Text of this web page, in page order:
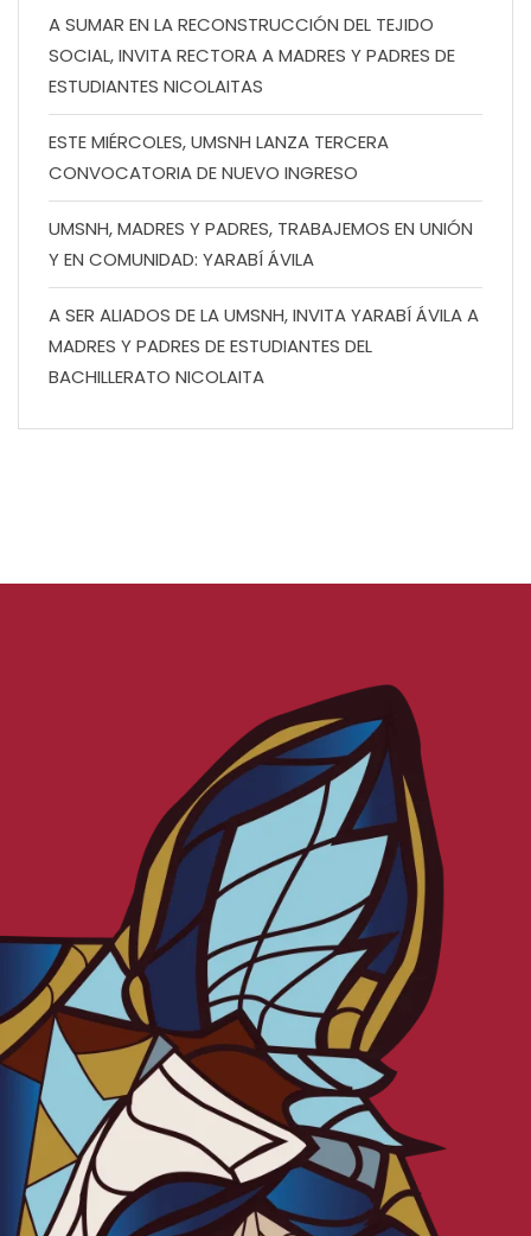
A SUMAR EN LA RECONSTRUCCIÓN DEL TEJIDO
SOCIAL, INVITA RECTORA A MADRES Y PADRES DE
ESTUDIANTES NICOLAITAS
ESTE MIÉRCOLES, UMSNH LANZA TERCERA
CONVOCATORIA DE NUEVO INGRESO
UMSNH, MADRES Y PADRES, TRABAJEMOS EN UNIÓN
Y EN COMUNIDAD: YARABÍ ÁVILA
A SER ALIADOS DE LA UMSNH, INVITA YARABÍ ÁVILA A
MADRES Y PADRES DE ESTUDIANTES DEL
BACHILLERATO NICOLAITA